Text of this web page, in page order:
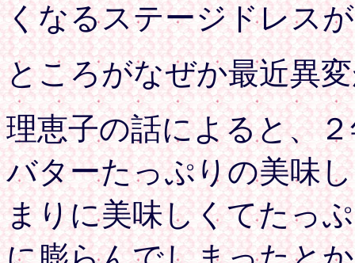
くなるステージドレス
ところがなぜか最近異
理恵子の話によると、
バターたっぷりの美味
まりに美味しくてたっ